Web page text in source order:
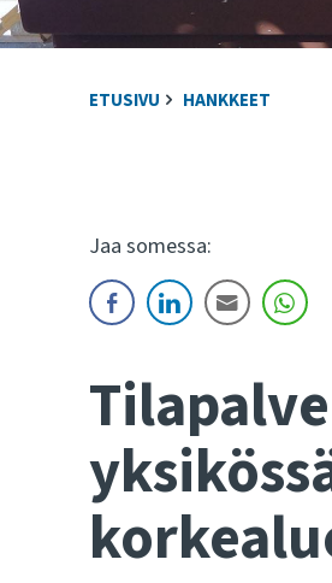
ETUSIVU HANKKEET
Jaa somessa: